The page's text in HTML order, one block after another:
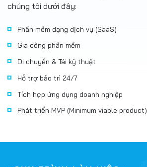
chúng tôi dưới đây:
Phần mềm dạng dịch vụ (SaaS)
Gia công phần mềm
Di chuyển & Tái kỹ thuật
Hỗ trợ bảo trì 24/7
Tích hợp ứng dụng doanh nghiệp
Phát triển MVP (Minimum viable product)